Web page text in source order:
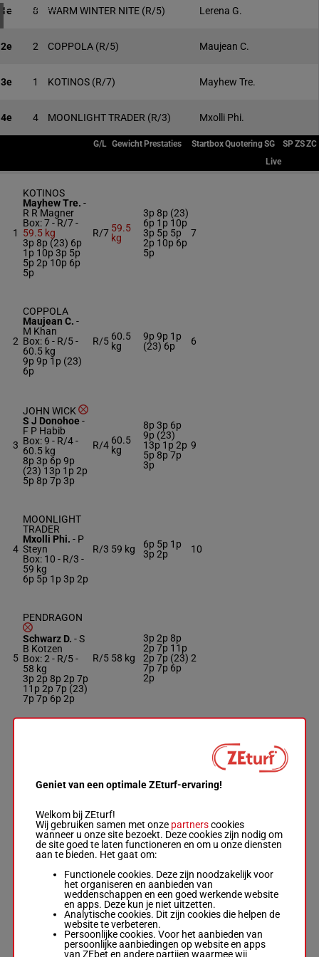
1 meeting(s)
1e 8 WARM WINTER NITE (R/5) Lerena G.
2e 2 COPPOLA (R/5) Maujean C.
3e 1 KOTINOS (R/7) Mayhew Tre.
4e 4 MOONLIGHT TRADER (R/3) Mxolli Phi.
G/L Gewicht Prestaties StartboxQuoteringSG SPZSZC
Live
1
KOTINOS
Mayhew Tre. -
R R Magner
Box: 7 - R/7 -
59.5 kg
3p 8p (23) 6p
1p 10p 3p 5p
5p 2p 10p 6p
5p
R/7 59.5
kg
3p 8p (23)
6p 1p 10p
3p 5p 5p
2p 10p 6p
5p
7
2
COPPOLA
Maujean C. -
M Khan
Box: 6 - R/5 -
60.5 kg
9p 9p 1p (23)
6p
R/5 60.5
kg
9p 9p 1p
(23) 6p
6
3
JOHN WICK
S J Donohoe-
F P Habib
Box: 9 - R/4 -
60.5 kg
8p 3p 6p 9p
(23) 13p 1p 2p
5p 8p 7p 3p
R/4 60.5
kg
8p 3p 6p
9p (23)
13p 1p 2p
5p 8p 7p
3p
9
4
MOONLIGHT
TRADER
Mxolli Phi. - P
Steyn
Box: 10 - R/3 -
59 kg
6p 5p 1p 3p 2p
R/3 59 kg
6p 5p 1p
3p 2p
10
5
PENDRAGON
Schwarz D. -S
B Kotzen
Box: 2 - R/5 -
58 kg
3p 2p 8p 2p 7p
11p 2p 7p (23)
7p 7p 6p 2p
R/5 58 kg
3p 2p 8p
2p 7p 11p
2p 7p (23)
7p 7p 6p
2p
2
58 kg
8p 3p 3p
3p
AFTER HOURS
Zackey C.-S J
R/9 -
7p 3p 11p 2p
9p 7p 7p 12p
(23) 12p 11p
R/957 kg
7p 3p 11p
2p 9p 7p
7p 12p
(23) 12p
11p 2p 1p
3
Geniet van een optimale ZEturf-ervaring!
Welkom bij ZEturf!
Wij gebruiken samen met onze partnerscookies
wanneer u onze site bezoekt. Deze cookies zijn nodig om
de site goed te laten functioneren en om u onze diensten
aan te bieden. Het gaat om:
Functionele cookies. Deze zijn noodzakelijk voor
het organiseren en aanbieden van
weddenschappen en een goed werkende website
en apps. Deze kun je niet uitzetten.
Analytische cookies. Dit zijn cookies die helpen de
website te verbeteren.
Persoonlijke cookies. Voor het aanbieden van
persoonlijke aanbiedingen op website en apps
van ZEbet en andere partijen waarmee wij